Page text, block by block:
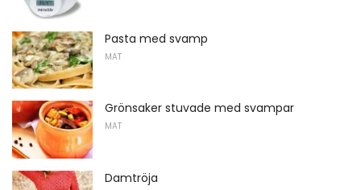
Pasta med svamp
MAT
Grönsaker stuvade med svampar
MAT
Damtröja